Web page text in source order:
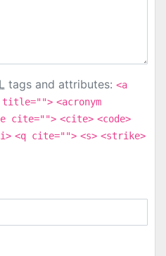
tags and attributes: <a
title=""> <acronym
cite=""> <cite> <code>
<q cite=""> <s> <strike>